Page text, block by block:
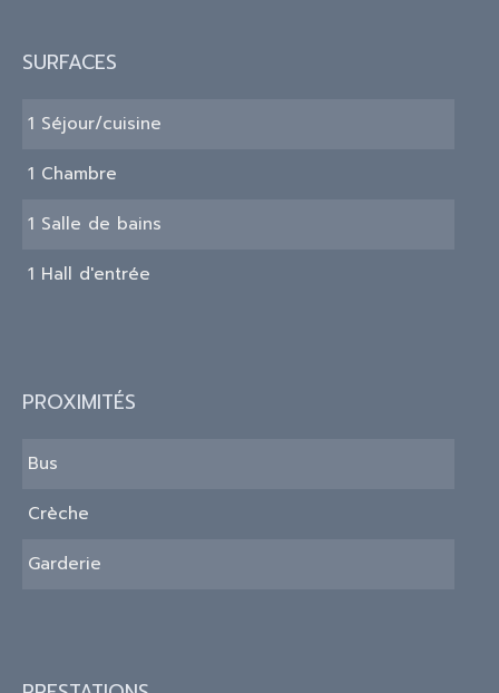
SURFACES
1 Séjour/cuisine
1 Chambre
1 Salle de bains
1 Hall d'entrée
PROXIMITÉS
Bus
Crèche
Garderie